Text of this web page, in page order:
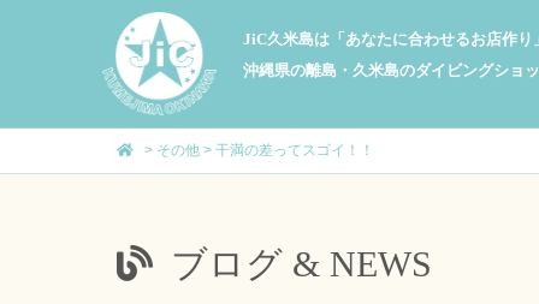
JiC久米島は「あなたに合わせるお店作
沖縄県の離島・久米島のダイビングショ
> その他 > 干満の差ってスゴイ！！
ブログ & NEWS